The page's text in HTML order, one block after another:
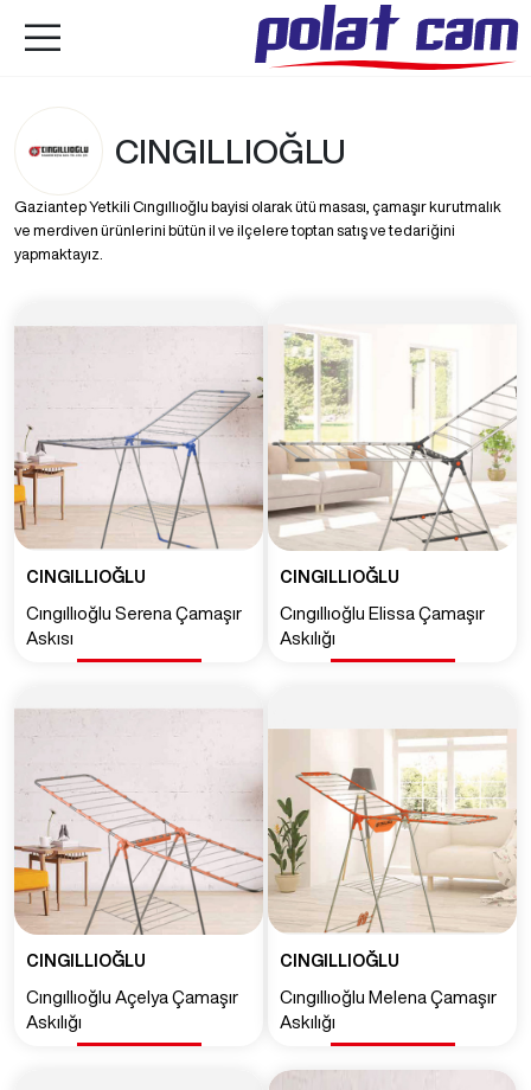
CINGILLIOĞLU
Gaziantep Yetkili Cıngıllıoğlu bayisi olarak ütü masası, çamaşır kurutmalık
ve merdiven ürünlerini bütün il ve ilçelere toptan satış ve tedariğini
yapmaktayız.
CINGILLIOĞLU
Cıngıllıoğlu Serena Çamaşır
Askısı
CINGILLIOĞLU
Cıngıllıoğlu Elissa Çamaşır
Askılığı
CINGILLIOĞLU
Cıngıllıoğlu Açelya Çamaşır
Askılığı
CINGILLIOĞLU
Cıngıllıoğlu Melena Çamaşır
Askılığı